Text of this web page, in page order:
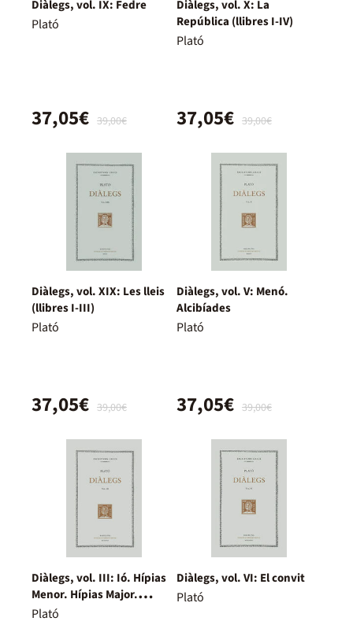
Diàlegs, vol. IX: Fedre
Plató
39,00€
37,05€
Diàlegs, vol. X: La
República (llibres I-IV)
Plató
39,00€
37,05€
Diàlegs, vol. XIX: Les lleis
(llibres I-III)
Plató
39,00€
37,05€
Diàlegs, vol. V: Menó.
Alcibíades
Plató
39,00€
37,05€
Diàlegs, vol. III: Ió. Hípias
Menor. Hípias Major.
Eutidem
Plató
Diàlegs, vol. VI: El convit
Plató